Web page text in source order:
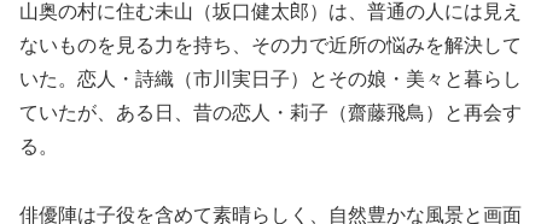
山奥の村に住む未山（坂口健太郎）は、普通の人には見え
ないものを見る力を持ち、その力で近所の悩みを解決して
いた。恋人・詩織（市川実日子）とその娘・美々と暮らし
ていたが、ある日、昔の恋人・莉子（齋藤飛鳥）と再会す
る。
俳優陣は子役を含めて素晴らしく、自然豊かな風景と画面